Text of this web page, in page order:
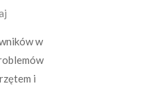
w
i